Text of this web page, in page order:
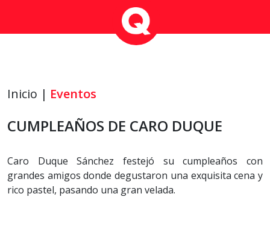
Inicio | Eventos
CUMPLEAÑOS DE CARO DUQUE
Caro Duque Sánchez festejó su cumpleaños con
grandes amigos donde degustaron una exquisita cena y
rico pastel, pasando una gran velada.